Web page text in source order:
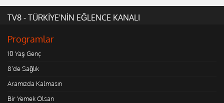
TV8 - TÜRKİYE'NİN EĞLENCE KANALI
Programlar
10 Yaş Genç
8'de Sağlık
Aramızda Kalmasın
Bir Yemek Olsan